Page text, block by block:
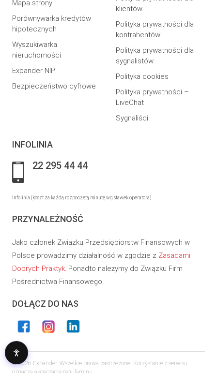
Mapa strony
Porównywarka kredytów
hipotecznych
Wyszukiwarka
nieruchomości
Expander NIP
Bezpieczeństwo cyfrowe
klientów
Polityka prywatności dla
kontrahentów
Polityka prywatności dla
sygnalistów
Polityka cookies
Polityka prywatności –
LiveChat
Sygnaliści
INFOLINIA
22 295 44 44
Infolinia (koszt za każdą rozpoczętą minutę wg stawek operatora)
PRZYNALEŻNOŚĆ
Jako członek Związku Przedsiębiorstw Finansowych w
Polsce prowadzimy działalność w zgodzie z Zasadami
Dobrych Praktyk. Ponadto należymy do Związku Firm
Pośrednictwa Finansowego.
DOŁĄCZ DO NAS
© 2026 Expander. Wszelkie prawa zastrzeżone. Korzystanie z serwisu